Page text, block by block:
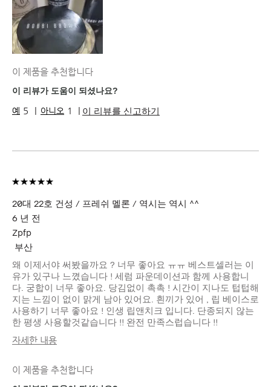
피부 톤
미디엄 - 다크
피부 고민
고르지 못한 피부 톤, 트러블, 홍조
제품 장점
내추럴 글로우, 즉각적인 효과, 지속성
이 제품을 추천합니다
이 리뷰가 도움이 되셨나요?
5 1 이 리뷰를 신고하기
20대 22호 건성 / 프레쉬 멜론 / 역시는 역시 ^^
6 년 전
Zpfp
부산
왜 이제서야 써봤을까요 ? 너무 좋아요 ㅠㅠ 베스트셀러는 이
유가 있구나 느꼈습니다 ! 세럼 파운데이션과 함께 사용합니
다. 궁합이 너무 좋아요. 당김없이 촉촉 ! 시간이 지나도 텁텁해
지는 느낌이 없이 맑게 남아 있어요. 흰끼가 있어 , 립 베이스로
사용하기 너무 좋아요 ! 인생 립앤치크 입니다. 단종되지 않는
한 평생 사용할것같습니다 !! 완전 만족스럽습니다 !!
자세한 내용
피부 톤
라이트 - 미디엄
이 제품을 추천합니다